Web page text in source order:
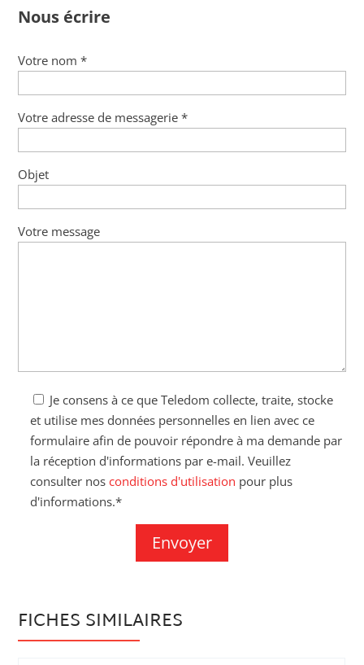
Nous écrire
Votre nom *
Votre adresse de messagerie *
Objet
Votre message
Je consens à ce que Teledom collecte, traite, stocke
et utilise mes données personnelles en lien avec ce
formulaire afin de pouvoir répondre à ma demande par
la réception d'informations par e-mail. Veuillez
consulter nosconditions d'utilisation pour plus
d'informations.*
FICHES SIMILAIRES